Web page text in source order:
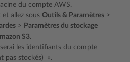
du compte AWS.
et allez sous Outils & Paramètres >
> Paramètres du stockage
S3.
les identifiants du compte
pas stockés) ».